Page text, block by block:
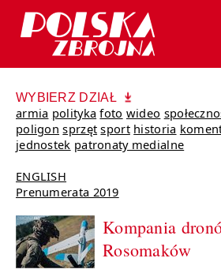
WYBIERZ DZIAŁ
armia polityka foto wideo
poligon sprzęt sport historia
jednostek patronaty medialne
ENGLISH
Prenumerata 2019
Kompania
Rosomaków